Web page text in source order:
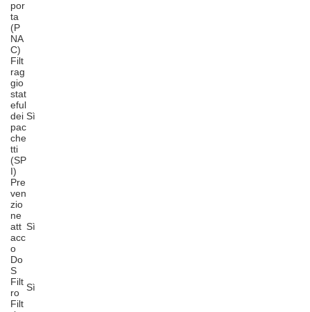
por
ta
(P
NA
C)
Filt
rag
gio
stat
eful
dei
pac
che
tti
(SP
I)
Sì
Pre
ven
zio
ne
att
acc
o
Do
S
Sì
Filt
ro
Sì
Filt